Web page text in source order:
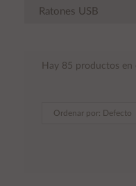
Ratones USB
Hay 85 productos en